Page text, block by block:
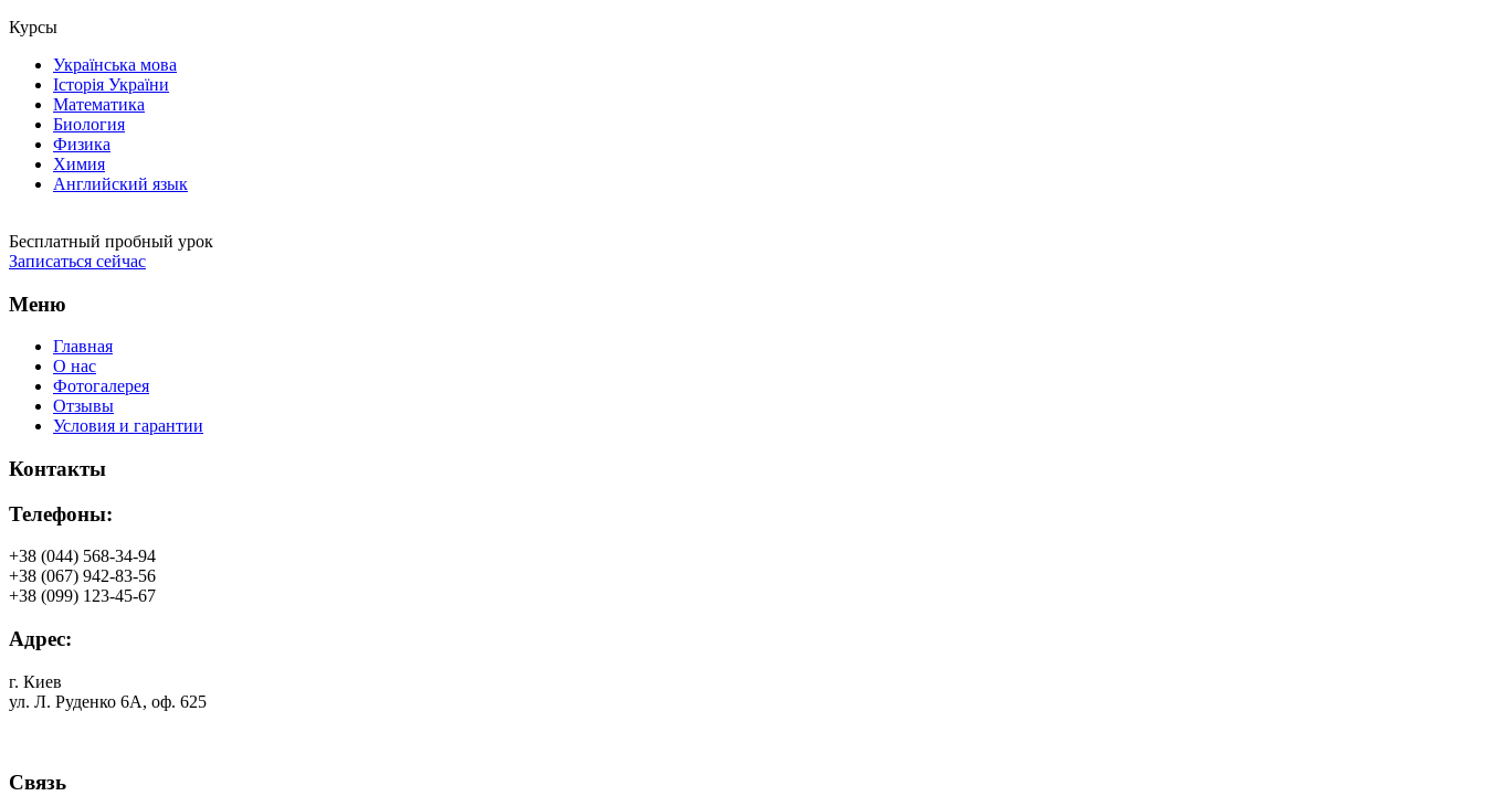
Курсы
Українська мова
Історія України
Математика
Биология
Физика
Химия
Английский язык
Бесплатный пробный урок
Записаться сейчас
Меню
Главная
О нас
Фотогалерея
Отзывы
Условия и гарантии
Контакты
Телефоны:
+38 (044) 568-34-94
+38 (067) 942-83-56
+38 (099) 123-45-67
Адрес:
г. Киев
ул. Л. Руденко 6А, оф. 625
Связь